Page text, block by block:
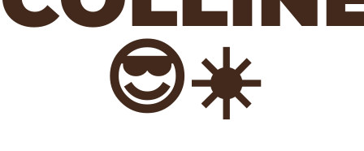
😎☀️